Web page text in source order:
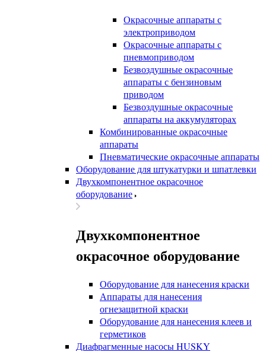
Окрасочные аппараты с
электроприводом
Окрасочные аппараты с
пневмоприводом
Безвоздушные окрасочные
аппараты с бензиновым
приводом
Безвоздушные окрасочные
аппараты на аккумуляторах
Комбинированные окрасочные
аппараты
Пневматические окрасочные аппараты
Оборудование для штукатурки и шпатлевки
Двухкомпонентное окрасочное
оборудование
Двухкомпонентное
окрасочное оборудование
Оборудование для нанесения краски
Аппараты для нанесения
огнезащитной краски
Оборудование для нанесения клеев и
герметиков
Диафрагменные насосы HUSKY